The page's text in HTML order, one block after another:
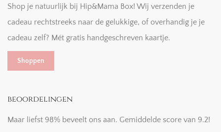
Shop je natuurlijk bij Hip&Mama Box! Wij verzenden je
cadeau rechtstreeks naar de gelukkige, of overhandig je je
cadeau zelf? Mét gratis handgeschreven kaartje.
Shoppen
beoordelingen
Maar liefst 98% beveelt ons aan. Gemiddelde score van 9.2!